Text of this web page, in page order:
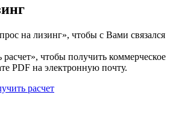
на лизинг», чтобы с Вами связался
чтобы получить коммерческое
PDF на электронную почту.
расчет